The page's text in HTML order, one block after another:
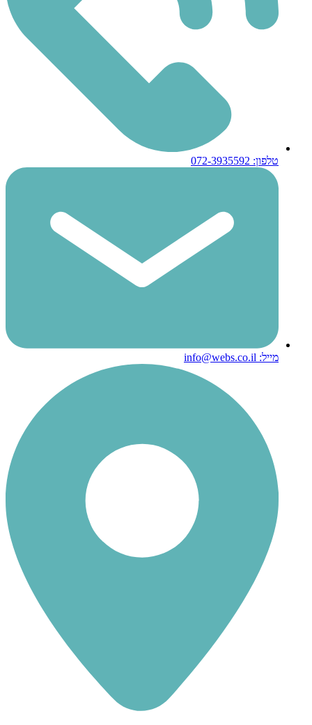
טלפון: 072-3935592
מייל: info@webs.co.il